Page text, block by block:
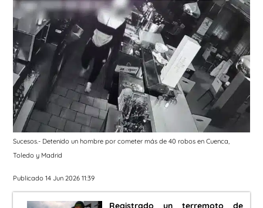
Sucesos.- Detenido un hombre por cometer más de 40 robos en Cuenca,
Toledo y Madrid
Publicado 14 Jun 2026 11:39
Registrado un terremoto de